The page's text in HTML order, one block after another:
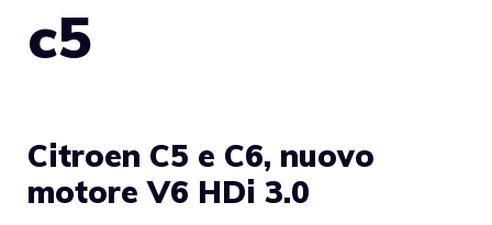
c5
Citroen C5 e C6, nuovo
motore V6 HDi 3.0